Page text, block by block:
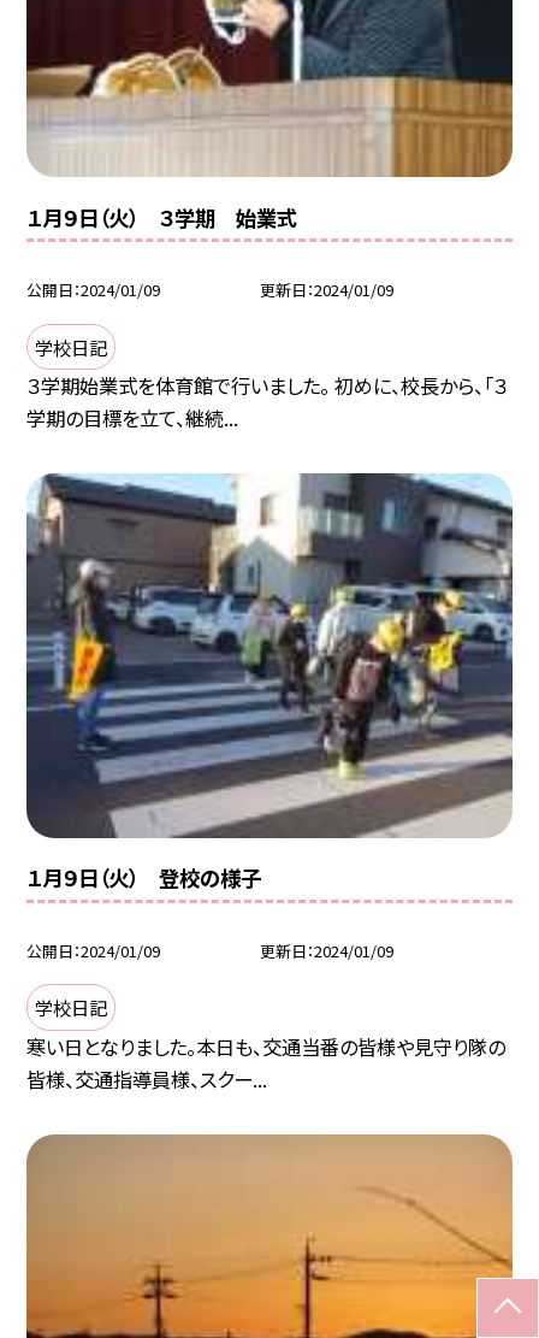
１月９日（火） ３学期 始業式
公開日 2024/01/09 更新日 2024/01/09
学校日記
３学期始業式を体育館で行いました。 初めに、校長から、「３
学期の目標を立て、継続...
１月９日（火） 登校の様子
公開日 2024/01/09 更新日 2024/01/09
学校日記
寒い日となりました。本日も、交通当番の皆様や見守り隊の
皆様、交通指導員様、スクー...